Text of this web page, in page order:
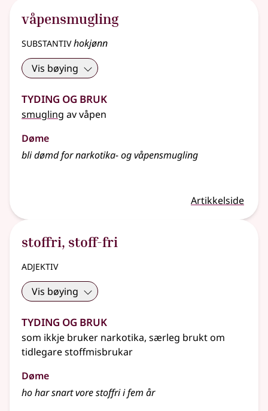
våpensmugling
substantivhokjønn
Vis bøying
Tyding og bruk
smugling av våpen
Døme
bli dømd for narkotika- og våpensmugling
Artikkelside
stoffri, stoff-fri
adjektiv
Vis bøying
Tyding og bruk
som ikkje bruker narkotika, særleg brukt om
tidlegare stoffmisbrukar
Døme
ho har snart vore stoffri i fem år